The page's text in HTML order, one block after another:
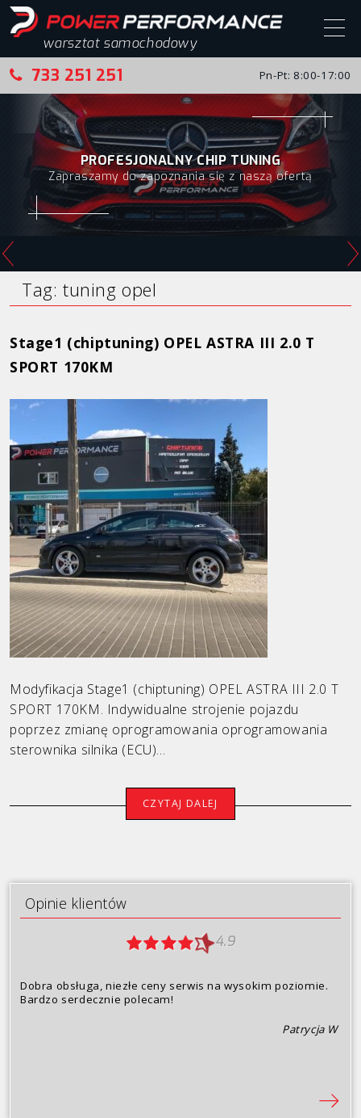
warsztat samochodowy
733 251 251 Pn-Pt: 8:00-17:00
Start
Chip tuning
Chip tuning – realizacje
Alfa Romeo
BMW
Fiat
Honda
Hyundai
Infiniti
KIA
Land Rover
Mazda
Mercedes
Mini
Opel
Peugeot
Porsche
Oferta
PROFESJONALNY CHIP TUNING
Zapraszamy do zapoznania się z naszą ofertą
Tag: tuning opel
Stage1 (chiptuning) OPEL ASTRA III 2.0 T
SPORT 170KM
Modyfikacja Stage1 (chiptuning) OPEL ASTRA III 2.0 T
SPORT 170KM. Indywidualne strojenie pojazdu
poprzez zmianę oprogramowania oprogramowania
sterownika silnika (ECU)...
CZYTAJ DALEJ
Opinie klientów
4.9
Dobra obsługa, niezłe ceny serwis na wysokim poziomie.
Bardzo serdecznie polecam!
Patrycja W